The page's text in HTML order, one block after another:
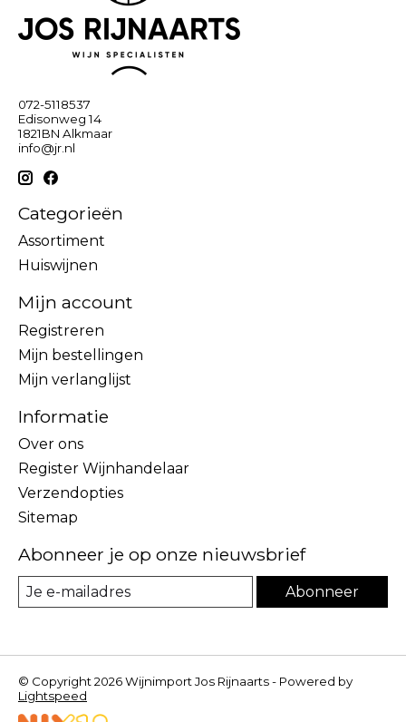
072-5118537
Edisonweg 14
1821BN Alkmaar
info@jr.nl
Categorieën
Assortiment
Huiswijnen
Mijn account
Registreren
Mijn bestellingen
Mijn verlanglijst
Informatie
Over ons
Register Wijnhandelaar
Verzendopties
Sitemap
Abonneer je op onze nieuwsbrief
Abonneer
© Copyright 2026 Wijnimport Jos Rijnaarts - Powered by
Lightspeed